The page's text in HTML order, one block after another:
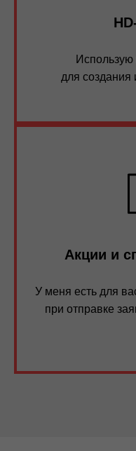
Использую
для создания
Акции и
У меня есть для
при отправке